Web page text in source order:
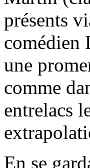
présents
comédien
une
comme
entrelacs
En se